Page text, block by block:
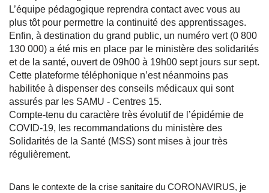
L’équipe pédagogique reprendra contact avec vous au
plus tôt pour permettre la continuité des apprentissages.
Enfin, à destination du grand public, un numéro vert (0 800
130 000) a été mis en place par le ministère des solidarités
et de la santé, ouvert de 09h00 à 19h00 sept jours sur sept.
Cette plateforme téléphonique n’est néanmoins pas
habilitée à dispenser des conseils médicaux qui sont
assurés par les SAMU - Centres 15.
Compte-tenu du caractère très évolutif de l’épidémie de
COVID-19, les recommandations du ministère des
Solidarités de la Santé (MSS) sont mises à jour très
régulièrement.
Dans le contexte de la crise sanitaire du CORONAVIRUS, je